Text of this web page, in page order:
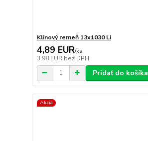
Klinový remeň 13x1030 Li
4,89 EUR/ks
3,98 EUR bez DPH
Pridať do košíka
Akcia